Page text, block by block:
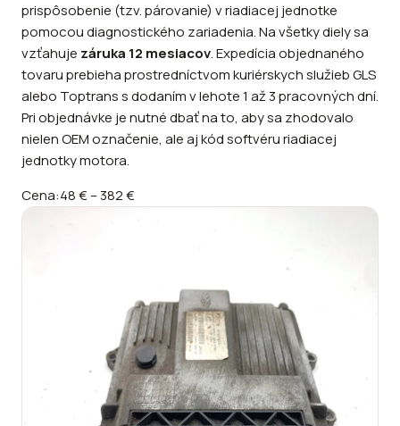
prispôsobenie (tzv. párovanie) v riadiacej jednotke
pomocou diagnostického zariadenia. Na všetky diely sa
vzťahuje záruka 12 mesiacov. Expedícia objednaného
tovaru prebieha prostredníctvom kuriérskych služieb GLS
alebo Toptrans s dodaním v lehote 1 až 3 pracovných dní.
Pri objednávke je nutné dbať na to, aby sa zhodovalo
nielen OEM označenie, ale aj kód softvéru riadiacej
jednotky motora.
Cena:48 €–382 €